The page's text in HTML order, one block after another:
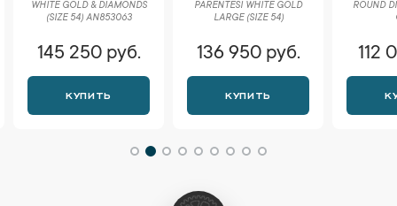
WHITE GOLD & DIAMONDS
(SIZE 54) AN853063
145 250 руб.
КУПИТЬ
PARENTESI WHITE GOLD
LARGE (SIZE 54)
136 950 руб.
КУПИТЬ
ROUND
112